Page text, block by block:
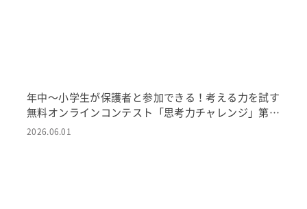
年中〜小学生が保護者と参加できる！考える力を試す
無料オンラインコンテスト「思考力チャレンジ」第2
回開催決定 〜情報読解・空間認識・探索を通じて、
2026.06.01